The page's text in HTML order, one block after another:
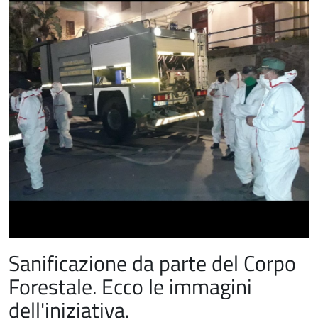
Sanificazione da parte del Corpo
Forestale. Ecco le immagini
dell'iniziativa.